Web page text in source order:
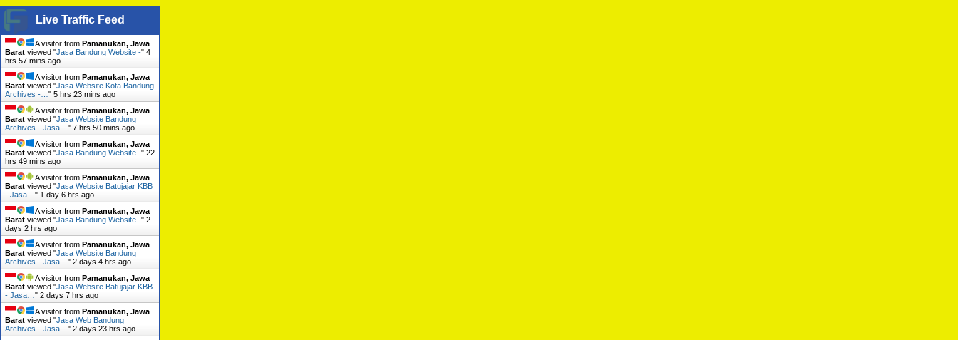
Live Traffic Feed
A visitor from Pamanukan, Jawa
Barat viewed "Jasa Bandung Website -" 4
hrs 57 mins ago
A visitor from Pamanukan, Jawa
Barat viewed "Jasa Website Kota Bandung
Archives -… " 5 hrs 23 mins ago
A visitor from Pamanukan, Jawa
Barat viewed "Jasa Website Bandung
Archives - Jasa… " 7 hrs 50 mins ago
A visitor from Pamanukan, Jawa
Barat viewed "Jasa Bandung Website -" 22
hrs 49 mins ago
A visitor from Pamanukan, Jawa
Barat viewed "Jasa Website Batujajar KBB
- Jasa… " 1 day 6 hrs ago
A visitor from Pamanukan, Jawa
Barat viewed "Jasa Bandung Website -" 2
days 2 hrs ago
A visitor from Pamanukan, Jawa
Barat viewed "Jasa Website Bandung
Archives - Jasa… " 2 days 4 hrs ago
A visitor from Pamanukan, Jawa
Barat viewed "Jasa Website Batujajar KBB
- Jasa… " 2 days 7 hrs ago
A visitor from Pamanukan, Jawa
Barat viewed "Jasa Web Bandung
Archives - Jasa… " 2 days 23 hrs ago